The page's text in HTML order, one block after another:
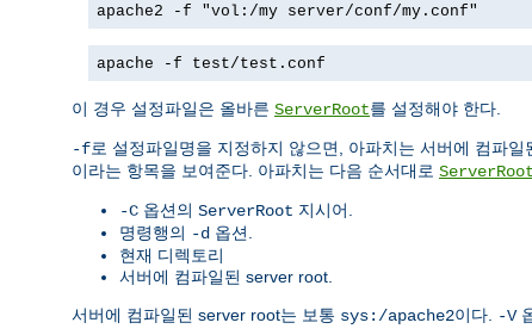
apache2 -f "vol:/my server/conf/my.conf"
apache -f test/test.conf
이 경우 설정파일은 올바른 ServerRoot를 설정해야 한다.
-f로 설정파일명을 지정하지 않으면, 아파치는 서버에 컴파일
이라는 항목을 보여준다. 아파치는 다음 순서대로 ServerRoot
-C 옵션의 ServerRoot 지시어.
명령행의 -d 옵션.
현재 디렉토리
서버에 컴파일된 server root.
서버에 컴파일된 server root는 보통 sys:/apache2이다. -V